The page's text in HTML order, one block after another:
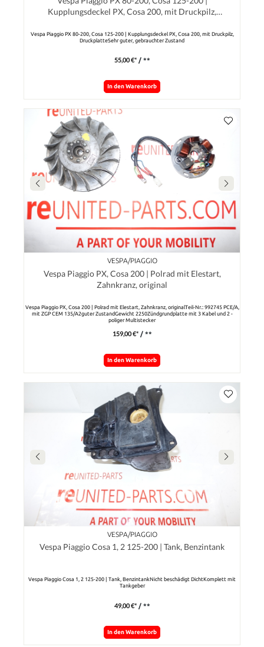
Kupplungsdeckel PX, Cosa 200, mit Druckpilz,
Vespa Piaggio PX 80-200, Cosa 125-200 | Kupplungsdeckel PX, Cosa 200, mit Druckpilz,
DruckplatteSehr guter, gebrauchter Zustand
55,00 €* / **
In den Warenkorb
VESPA/PIAGGIO
Vespa Piaggio PX, Cosa 200 | Polrad mit Elestart,
Zahnkranz, original
Vespa Piaggio PX, Cosa 200 | Polrad mit Elestart, Zahnkranz, originalTeil-Nr.: 992745 PCE/A,
mit ZGP CEM 135/A2guter ZustandGewicht 2250Zündgrundplatte mit 3 Kabel und 2 -
poliger Multistecker
159,00 €* / **
In den Warenkorb
VESPA/PIAGGIO
Vespa Piaggio Cosa 1, 2 125-200 | Tank, Benzintank
Vespa Piaggio Cosa 1, 2 125-200 | Tank, BenzintankNicht beschädigt DichtKomplett mit
Tankgeber
49,00 €* / **
In den Warenkorb